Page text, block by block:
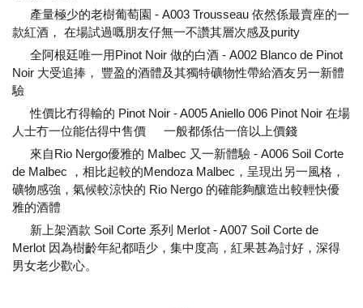
產量極少的老樹葡萄園 - A003 Trousseau 依然係最賣座的一
款紅酒， 在場試過嘅朋友仔無一不讚其層次感及purity
全阿根廷唯一用Pinot Noir 做的白酒 - A002 Blanco de Pinot
Noir 大受追捧， 豐盈的酒體及其獨特礦物性帶給酒友另一新體
驗
性價比冇得輸的 Pinot Noir - A005 Aniello 006 Pinot Noir 在場
人士冇一位能估得中售價
一般都係估一倍以上價錢
來自Rio Nergo優雅的 Malbec 又一新體驗 - A006 Soil Corte
de Malbec ，相比起較的Mendoza Malbec，呈現出另一風格，
礦物感強，氣候較涼快的 Rio Nergo 的確能夠釀造出較輕快優
雅的酒體
新上架酒款 Soil Corte 系列 Merlot - A007 Soil Corte de
Merlot 因為樹齡年紀都唔少，集中度高，紅果甚為討好，深得
男女老少歡心。